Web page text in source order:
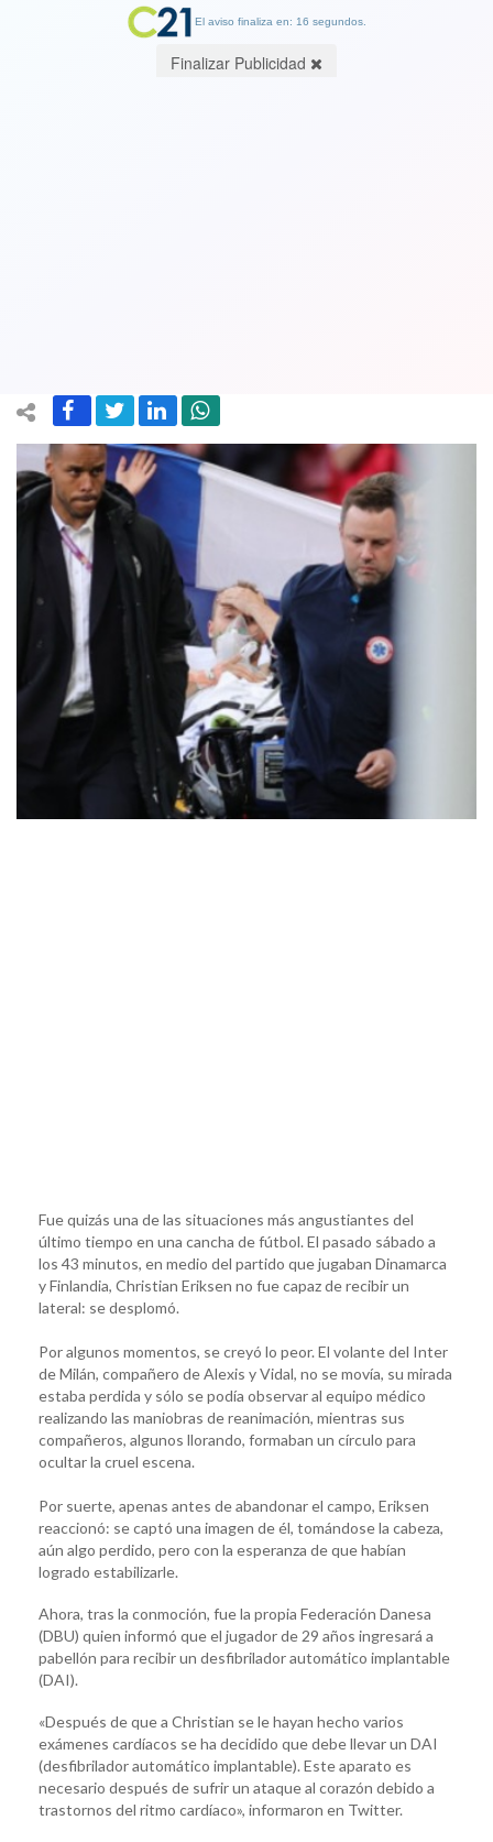
Fue quizás una de las situaciones más angustiantes del
último tiempo en una cancha de fútbol. El pasado sábado a
los 43 minutos, en medio del partido que jugaban Dinamarca
y Finlandia, Christian Eriksen no fue capaz de recibir un
lateral: se desplomó.
Por algunos momentos, se creyó lo peor. El volante del Inter
de Milán, compañero de Alexis y Vidal, no se movía, su mirada
estaba perdida y sólo se podía observar al equipo médico
realizando las maniobras de reanimación, mientras sus
compañeros, algunos llorando, formaban un círculo para
ocultar la cruel escena.
Por suerte, apenas antes de abandonar el campo, Eriksen
reaccionó: se captó una imagen de él, tomándose la cabeza,
aún algo perdido, pero con la esperanza de que habían
logrado estabilizarle.
Ahora, tras la conmoción, fue la propia Federación Danesa
(DBU) quien informó que el jugador de 29 años ingresará a
pabellón para recibir un desfibrilador automático implantable
(DAI).
«Después de que a Christian se le hayan hecho varios
exámenes cardíacos se ha decidido que debe llevar un DAI
(desfibrilador automático implantable). Este aparato es
necesario después de sufrir un ataque al corazón debido a
trastornos del ritmo cardíaco», informaron en Twitter.
El aviso finaliza en: 16 segundos.
Finalizar Publicidad